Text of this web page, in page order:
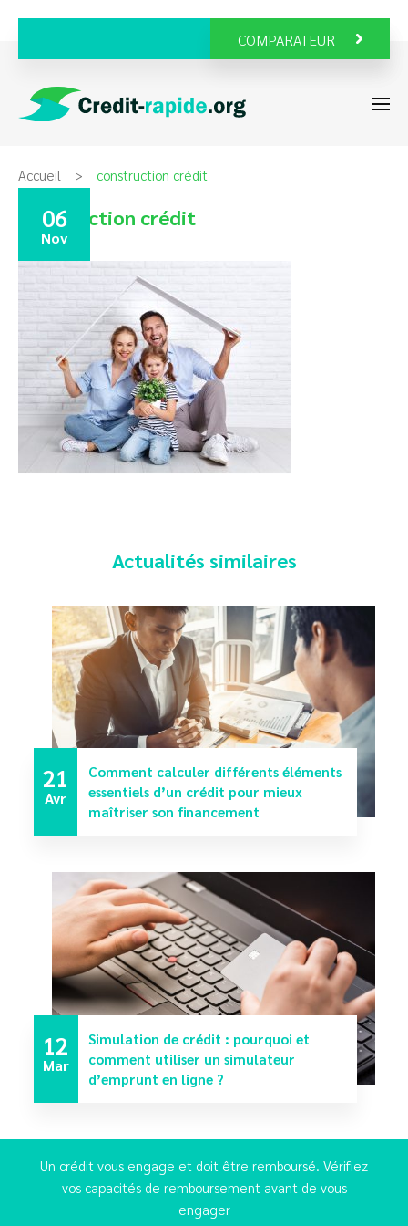
COMPARATEUR
Accueil construction crédit
construction crédit
06
Nov
Actualités similaires
21
Avr
Comment calculer différents éléments
essentiels d’un crédit pour mieux
maîtriser son financement
12
Mar
Simulation de crédit : pourquoi et
comment utiliser un simulateur
d’emprunt en ligne ?
Un crédit vous engage et doit être remboursé. Vérifiez
vos capacités de remboursement avant de vous
engager